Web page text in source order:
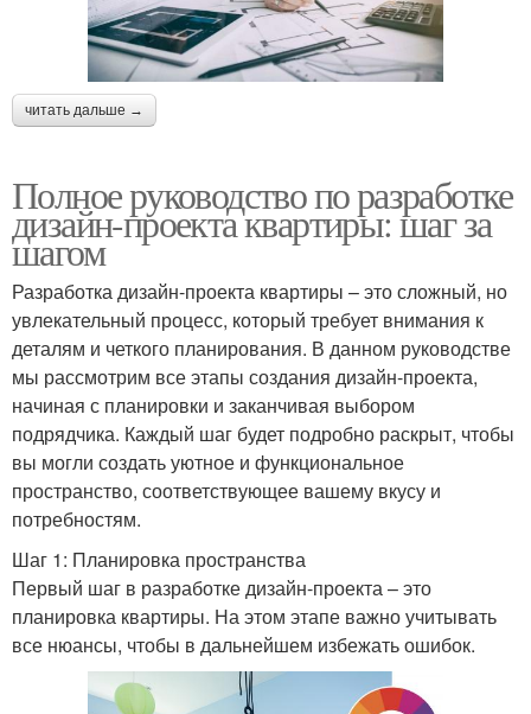
читать дальше →
Полное руководство по разработке
дизайн-проекта квартиры: шаг за
шагом
Разработка дизайн-проекта квартиры – это сложный, но
увлекательный процесс, который требует внимания к
деталям и четкого планирования. В данном руководстве
мы рассмотрим все этапы создания дизайн-проекта,
начиная с планировки и заканчивая выбором
подрядчика. Каждый шаг будет подробно раскрыт, чтобы
вы могли создать уютное и функциональное
пространство, соответствующее вашему вкусу и
потребностям.
Шаг 1: Планировка пространства
Первый шаг в разработке дизайн-проекта – это
планировка квартиры. На этом этапе важно учитывать
все нюансы, чтобы в дальнейшем избежать ошибок.